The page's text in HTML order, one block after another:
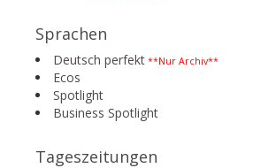
Sprachen
Deutsch perfekt **Nur Archiv**
Ecos
Spotlight
Business Spotlight
Tageszeitungen